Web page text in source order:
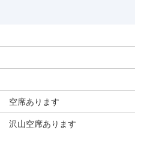
席あります
山空席あります